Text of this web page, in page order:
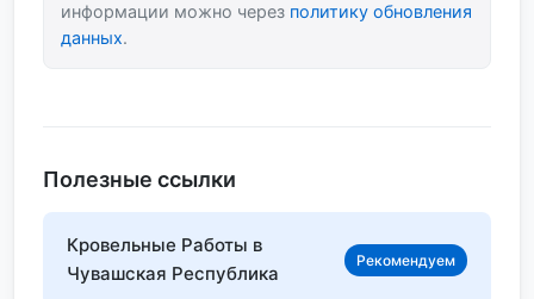
информации можно через политику обновления
данных.
Полезные ссылки
Кровельные Работы в
Чувашская Республика
Рекомендуем